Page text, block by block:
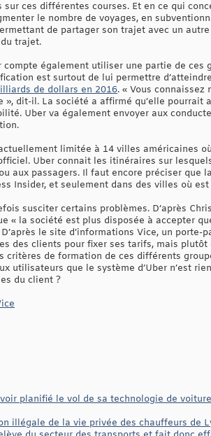
ces différentes courses. Et en ce qui
le nombre de voyages, en
de partager son trajet avec un
trajet.
également utiliser une partie de ces
est surtout de lui permettre
de dollars en 2016. « Vous connaissez
dit-il. La société a affirmé qu’elle pourrait
Uber va également envoyer aux
limitée à 14 villes américaines
Uber connait les itinéraires sur
aux passagers. Il faut encore préciser que
Insider, et seulement dans des villes où
susciter certains problèmes. D’après
« la société est plus disposée à accepter
le site d’informations Vice, un porte-
des clients pour fixer ses tarifs, mais
de formation de ces différents
utilisateurs que le système d’Uber n’est
du client ?
planifié le vol de sa technologie de
illégale de la vie privée des chauffeurs de